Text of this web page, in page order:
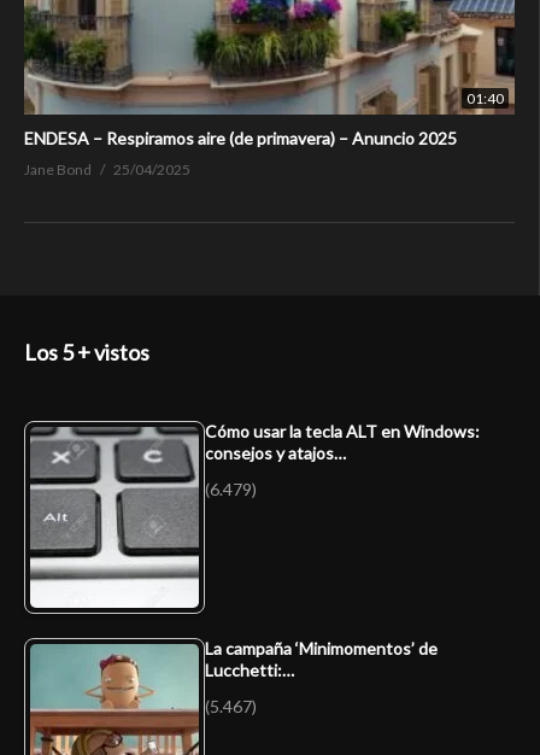
01:40
ENDESA – Respiramos aire (de primavera) – Anuncio 2025
Jane Bond 25/04/2025
Los 5 + vistos
Cómo usar la tecla ALT en Windows:
consejos y atajos…
(6.479)
La campaña ‘Minimomentos’ de
Lucchetti:…
(5.467)